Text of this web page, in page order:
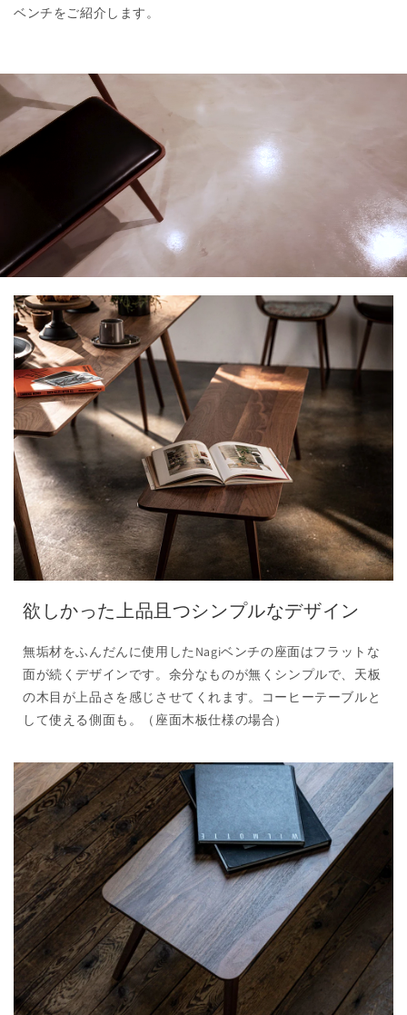
ベンチをご紹介します。
欲しかった上品且つシンプルなデザイン
無垢材をふんだんに使用したNagiベンチの座面はフラットな
面が続くデザインです。余分なものが無くシンプルで、天板
の木目が上品さを感じさせてくれます。コーヒーテーブルと
して使える側面も。（座面木板仕様の場合）